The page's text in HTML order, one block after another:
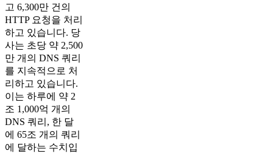
고 6,300만 건의
HTTP 요청을 처리
하고 있습니다. 당
사는 초당 약 2,500
만 개의 DNS 쿼리
를 지속적으로 처
리하고 있습니다.
이는 하루에 약 2
조 1,000억 개의
DNS 쿼리, 한 달
에 65조 개의 쿼리
에 달하는 수치입